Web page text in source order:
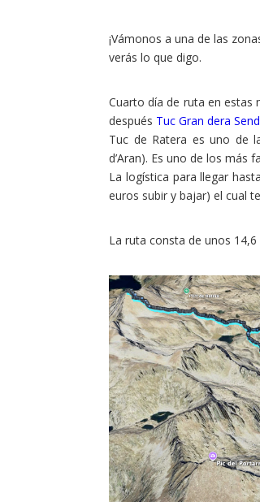
¡Vámonos a una de las
verás lo que digo.
Cuarto día de ruta en estas
después Tuc Gran dera
Tuc de Ratera es uno de
d’Aran). Es uno de los más
La logística para llegar
euros subir y bajar) el cual
La ruta consta de unos
Facebook